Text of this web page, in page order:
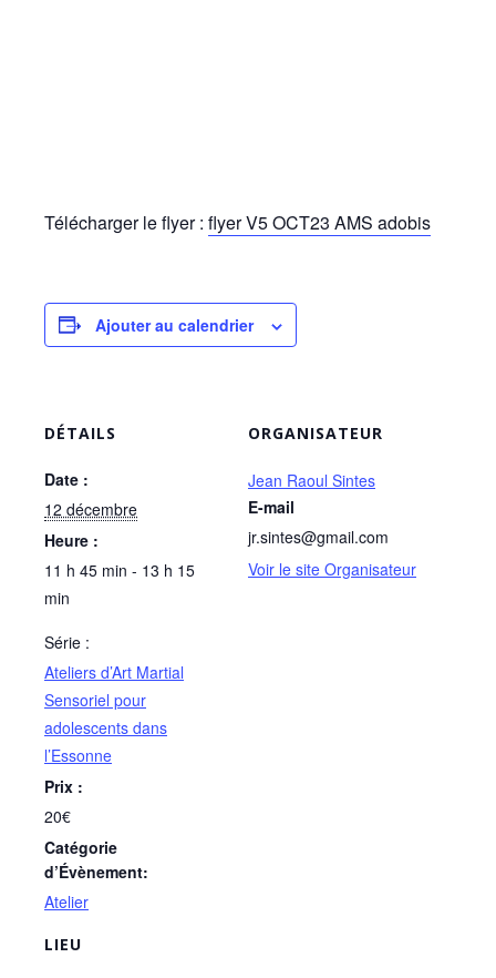
Télécharger le flyer : flyer V5 OCT23 AMS adobis
Ajouter au calendrier
DÉTAILS
Date :
12 décembre
Heure :
11 h 45 min - 13 h 15
min
Série :
Ateliers d’Art Martial
Sensoriel pour
adolescents dans
l’Essonne
Prix :
20€
Catégorie
d’Évènement:
Atelier
LIEU
ORGANISATEUR
Jean Raoul Sintes
E-mail
jr.sintes@gmail.com
Voir le site Organisateur